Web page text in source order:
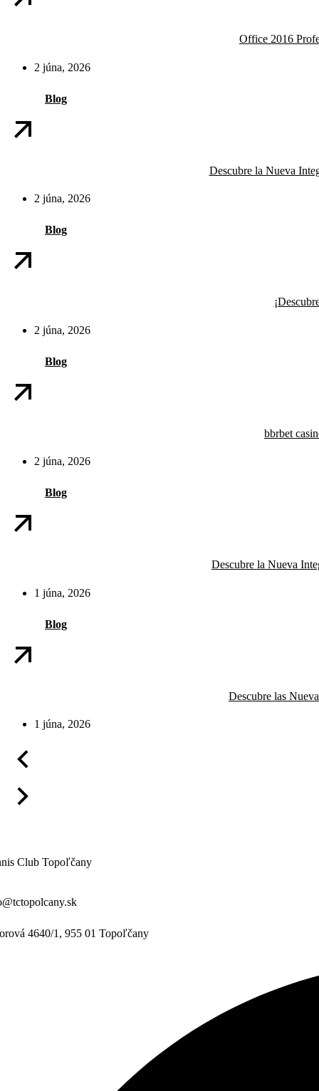
Office 2016
2 júna, 2026
Blog
Descubre la Nueva
2 júna, 2026
Blog
2 júna, 2026
Blog
bbrbet
2 júna, 2026
Blog
Descubre la Nueva
1 júna, 2026
Blog
Descubre las
1 júna, 2026
Club Topoľčany
4640/1, 955 01 Topoľčany